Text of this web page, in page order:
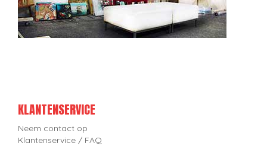
KLANTENSERVICE
Neem contact op
Klantenservice / FAQ